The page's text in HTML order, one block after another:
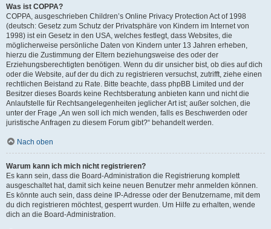
Was ist COPPA?
COPPA, ausgeschrieben Children’s Online Privacy Protection Act of 1998
(deutsch: Gesetz zum Schutz der Privatsphäre von Kindern im Internet von
1998) ist ein Gesetz in den USA, welches festlegt, dass Websites, die
möglicherweise persönliche Daten von Kindern unter 13 Jahren erheben,
hierzu die Zustimmung der Eltern beziehungsweise des oder der
Erziehungsberechtigten benötigen. Wenn du dir unsicher bist, ob dies auf dich
oder die Website, auf der du dich zu registrieren versuchst, zutrifft, ziehe einen
rechtlichen Beistand zu Rate. Bitte beachte, dass phpBB Limited und der
Besitzer dieses Boards keine Rechtsberatung anbieten kann und nicht die
Anlaufstelle für Rechtsangelegenheiten jeglicher Art ist; außer solchen, die
unter der Frage „An wen soll ich mich wenden, falls es Beschwerden oder
juristische Anfragen zu diesem Forum gibt?“ behandelt werden.
Nach oben
Warum kann ich mich nicht registrieren?
Es kann sein, dass die Board-Administration die Registrierung komplett
ausgeschaltet hat, damit sich keine neuen Benutzer mehr anmelden können.
Es könnte auch sein, dass deine IP-Adresse oder der Benutzername, mit dem
du dich registrieren möchtest, gesperrt wurden. Um Hilfe zu erhalten, wende
dich an die Board-Administration.